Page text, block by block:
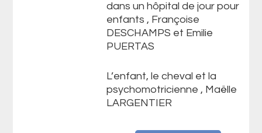
dans un hôpital de jour pour
enfants , Françoise
DESCHAMPS et Emilie
PUERTAS
L’enfant, le cheval et la
psychomotricienne , Maëlle
LARGENTIER